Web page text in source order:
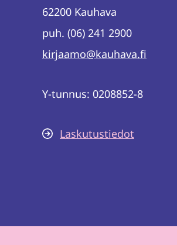
62200 Kauhava
puh. (06) 241 2900
kirjaamo@kauhava.fi
Y-tunnus: 0208852-8
Laskutustiedot